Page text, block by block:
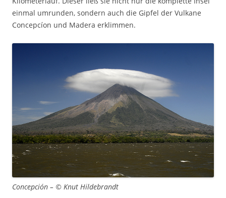
einmal umrunden, sondern auch die Gipfel der Vulkane
Concepcíon und Madera erklimmen.
Concepción – © Knut Hildebrandt